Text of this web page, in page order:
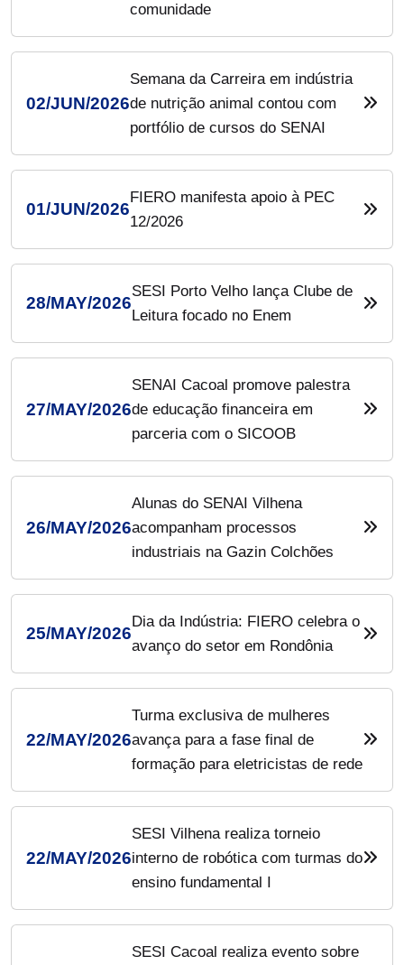
comunidade
02/JUN/2026
Semana da Carreira em indústria
de nutrição animal contou com
portfólio de cursos do SENAI
01/JUN/2026
FIERO manifesta apoio à PEC
12/2026
28/MAY/2026
SESI Porto Velho lança Clube de
Leitura focado no Enem
27/MAY/2026
SENAI Cacoal promove palestra
de educação financeira em
parceria com o SICOOB
26/MAY/2026
Alunas do SENAI Vilhena
acompanham processos
industriais na Gazin Colchões
25/MAY/2026
Dia da Indústria: FIERO celebra o
avanço do setor em Rondônia
22/MAY/2026
Turma exclusiva de mulheres
avança para a fase final de
formação para eletricistas de rede
22/MAY/2026
SESI Vilhena realiza torneio
interno de robótica com turmas do
ensino fundamental I
SESI Cacoal realiza evento sobre